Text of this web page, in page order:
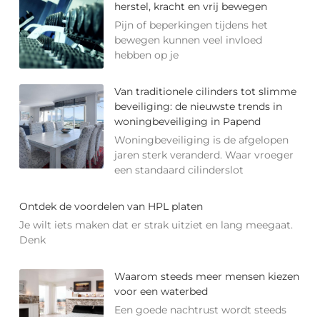
herstel, kracht en vrij bewegen
Pijn of beperkingen tijdens het
bewegen kunnen veel invloed
hebben op je
Van traditionele cilinders tot slimme
beveiliging: de nieuwste trends in
woningbeveiliging in Papend
Woningbeveiliging is de afgelopen
jaren sterk veranderd. Waar vroeger
een standaard cilinderslot
Ontdek de voordelen van HPL platen
Je wilt iets maken dat er strak uitziet en lang meegaat.
Denk
Waarom steeds meer mensen kiezen
voor een waterbed
Een goede nachtrust wordt steeds